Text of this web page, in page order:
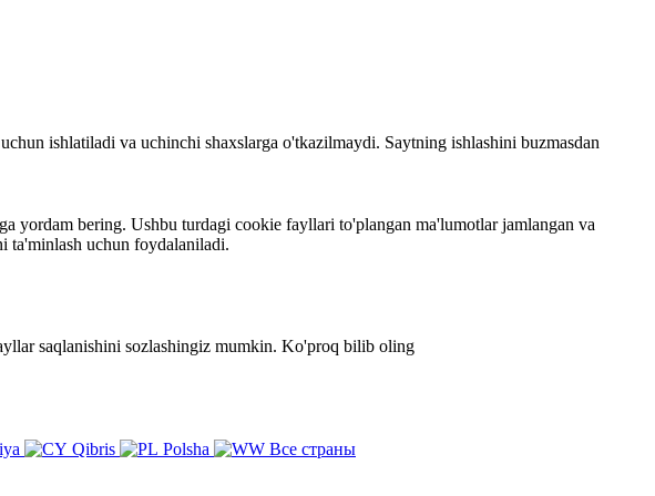
ishlatiladi va uchinchi shaxslarga o'tkazilmaydi. Saytning ishlashini buzmasdan
yordam bering. Ushbu turdagi cookie fayllari to'plangan ma'lumotlar jamlangan va
ta'minlash uchun foydalaniladi.
saqlanishini sozlashingiz mumkin. Ko'proq bilib oling
Qibris Polsha Все страны